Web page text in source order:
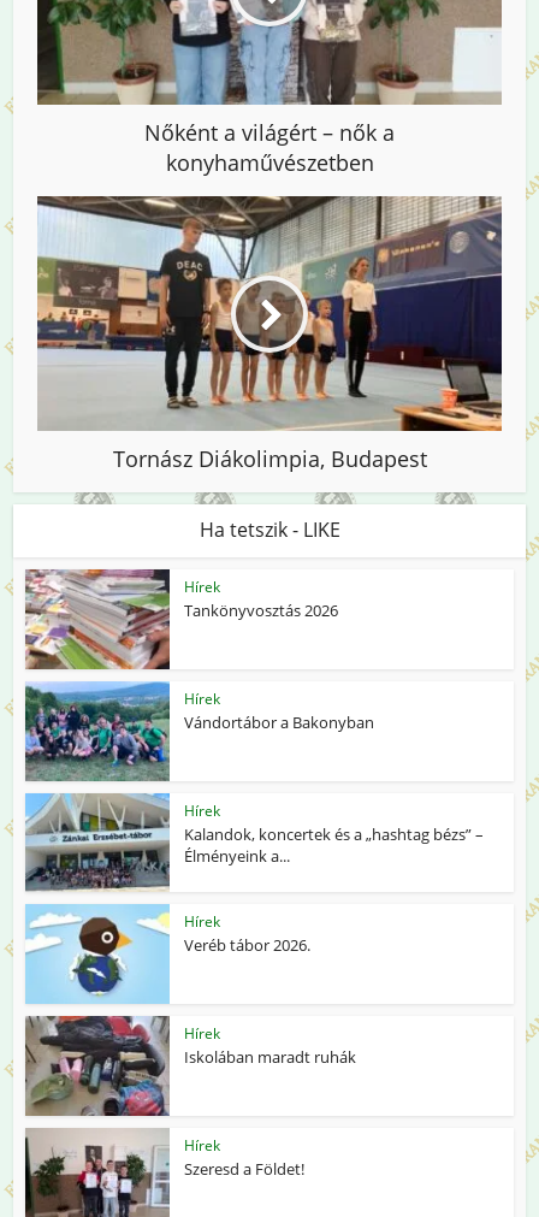
Nőként a világért – nők a
konyhaművészetben
Tornász Diákolimpia, Budapest
Ha tetszik - LIKE
Hírek
Tankönyvosztás 2026
Hírek
Vándortábor a Bakonyban
Hírek
Kalandok, koncertek és a „hashtag bézs” –
Élményeink a...
Hírek
Veréb tábor 2026.
Hírek
Iskolában maradt ruhák
Hírek
Szeresd a Földet!